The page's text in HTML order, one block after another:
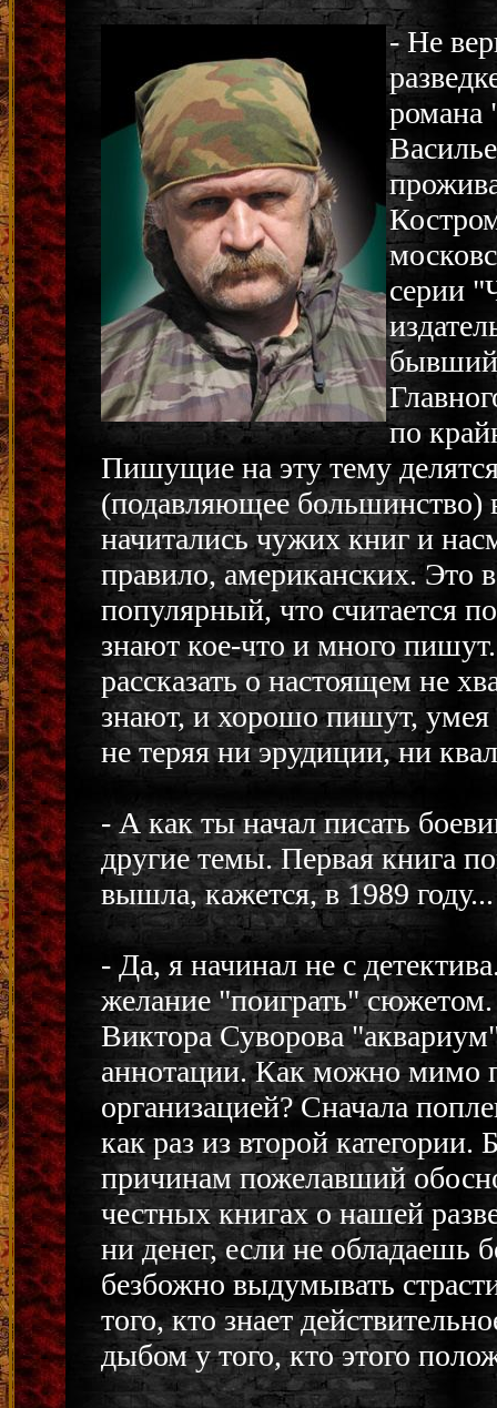
- Не
романа
серии
бывший
по
Пишущие на эту тему
(подавляющее большинство)
начитались чужих книг и
правило, американских. Это
популярный, что считается
знают кое-что и много
рассказать о настоящем не
знают, и хорошо пишут, умея
не теряя ни эрудиции, ни
- А как ты начал писать
другие темы. Первая книга
вышла, кажется, в 1989 году...
- Да, я начинал не с
желание "поиграть"
Виктора Суворова
аннотации. Как можно мимо
организацией? Сначала
как раз из второй
причинам пожелавший
честных книгах о нашей
ни денег, если не обладаешь
безбожно выдумывать
того, кто знает
дыбом у того, кто этого